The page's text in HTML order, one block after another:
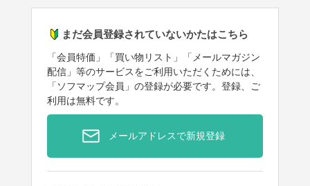
まだ会員登録されていないかたはこちら
「会員特価」「買い物リスト」「メールマガジン
配信」等のサービスをご利用いただくためには、
「ソフマップ会員」の登録が必要です。登録、ご
利用は無料です。
メールアドレスで新規登録